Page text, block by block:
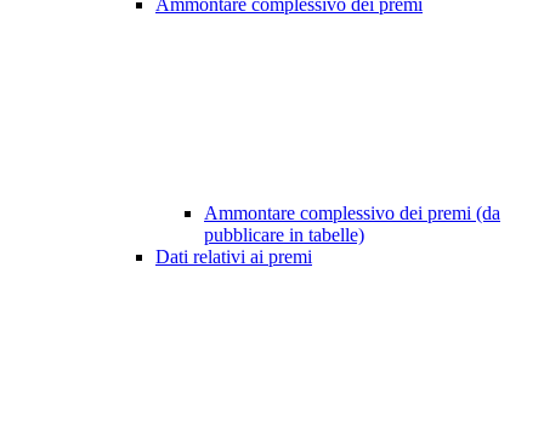
Ammontare complessivo dei premi
Ammontare complessivo dei premi (da
pubblicare in tabelle)
Dati relativi ai premi